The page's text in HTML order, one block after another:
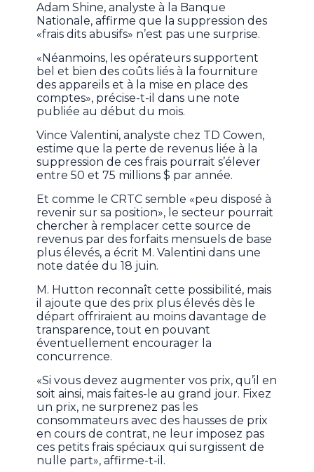
Adam Shine, analyste à la Banque
Nationale, affirme que la suppression des
«frais dits abusifs» n’est pas une surprise.
«Néanmoins, les opérateurs supportent
bel et bien des coûts liés à la fourniture
des appareils et à la mise en place des
comptes», précise-t-il dans une note
publiée au début du mois.
Vince Valentini, analyste chez TD Cowen,
estime que la perte de revenus liée à la
suppression de ces frais pourrait s’élever
entre 50 et 75 millions $ par année.
Et comme le CRTC semble «peu disposé à
revenir sur sa position», le secteur pourrait
chercher à remplacer cette source de
revenus par des forfaits mensuels de base
plus élevés, a écrit M. Valentini dans une
note datée du 18 juin.
M. Hutton reconnaît cette possibilité, mais
il ajoute que des prix plus élevés dès le
départ offriraient au moins davantage de
transparence, tout en pouvant
éventuellement encourager la
concurrence.
«Si vous devez augmenter vos prix, qu’il en
soit ainsi, mais faites-le au grand jour. Fixez
un prix, ne surprenez pas les
consommateurs avec des hausses de prix
en cours de contrat, ne leur imposez pas
ces petits frais spéciaux qui surgissent de
nulle part», affirme-t-il.